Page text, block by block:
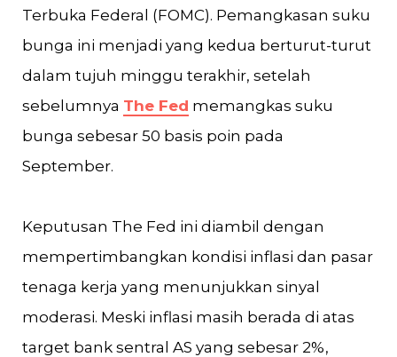
Terbuka Federal (FOMC). Pemangkasan suku
bunga ini menjadi yang kedua berturut-turut
dalam tujuh minggu terakhir, setelah
sebelumnya The Fed memangkas suku
bunga sebesar 50 basis poin pada
September​​.
Keputusan The Fed ini diambil dengan
mempertimbangkan kondisi inflasi dan pasar
tenaga kerja yang menunjukkan sinyal
moderasi. Meski inflasi masih berada di atas
target bank sentral AS yang sebesar 2%,